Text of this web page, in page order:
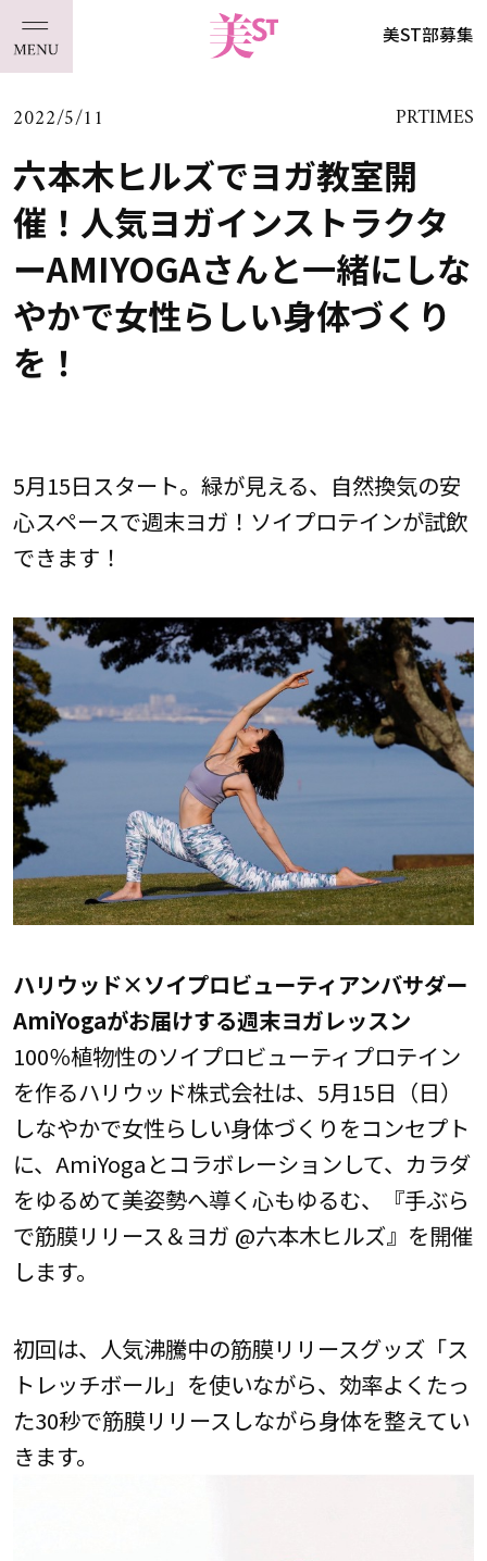
美ST部募集
2022/5/11 PRTIMES
六本木ヒルズでヨガ教室開
催！人気ヨガインストラクタ
ーAMIYOGAさんと一緒にしな
やかで女性らしい身体づくり
を！
5月15日スタート。緑が見える、自然換気の安
心スペースで週末ヨガ！ソイプロテインが試飲
できます！
ハリウッド×ソイプロビューティアンバサダー
AmiYogaがお届けする週末ヨガレッスン
100％植物性のソイプロビューティプロテイン
を作るハリウッド株式会社は、5月15日（日）
しなやかで女性らしい身体づくりをコンセプト
に、AmiYogaとコラボレーションして、カラダ
をゆるめて美姿勢へ導く心もゆるむ、『手ぶら
で筋膜リリース＆ヨガ @六本木ヒルズ』を開催
します。
初回は、人気沸騰中の筋膜リリースグッズ「ス
トレッチボール」を使いながら、効率よくたっ
た30秒で筋膜リリースしながら身体を整えてい
きます。